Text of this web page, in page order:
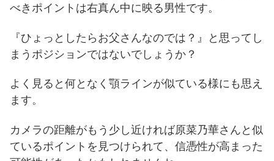
べきポイントは右真ん中に映る男性です。
『ひょっとしたらお父さんなのでは？』と思ってし
まうポジションではないでしょうか？
よく見ると何となく顎ラインが似ている様にも思え
ます。
カメラの距離がもう少し近ければ原菜乃華さんと似
ているポイントを見つけられて、信憑性が高まった